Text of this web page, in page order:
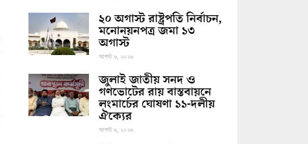
২০ অগাস্ট রাষ্ট্রপতি নির্বাচন,
মনোনয়নপত্র জমা ১৩
অগাস্ট
আগস্ট ৬, ২০২৬
জুলাই জাতীয় সনদ ও
গণভোটের রায় বাস্তবায়নে
লংমার্চের ঘোষণা ১১-দলীয়
ঐক্যের
আগস্ট ৬, ২০২৬